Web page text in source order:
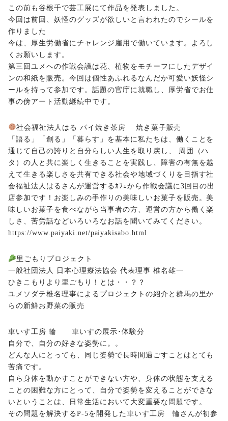
この前も谷根千で芸工展にて作品を発表しました。
今回は前回、妖怪のグッズが欲しいと言われたのでシールを
作りました
今は、厚生労働省にチャレンジ雇用で働いています。よろし
くお願いします。
第三回ユメへの作戦会議は花、植物をモチーフにしたデザイ
ンの和紙を販売。今回は個性あふれるなんだか可愛い妖怪シ
ールを持って参加です。話題の官庁に就職し、厚労省でお仕
事の傍アート活動継続中です。
社会福祉法人はる パイ焼き茶房 焼き菓子販売
「語る」「創る」「暮らす」を基本に私たちは、働くことを
通じて自己の誇りと自分らしい人生を取り戻し、 周囲（ハ
タ）の人と共に楽しく生きることを実践し、障害の有無を越
えて生きる楽しさを共有できる社会や地域づくりを目指す社
会福祉法人はるさんが運営するｶﾌｪから作戦会議に3回目の出
店参加です！お楽しみの手作りの美味しいお菓子を販売。美
味しいお菓子を食べながら当事者の方、運営の方から働く楽
しさ、苦労話などいろいろなお話を聞いてみてください。
https://www.paiyaki.net/paiyakisabo.html
里ごもりプロジェクト
一般社団法人 日本心理療法協会 代表理事 椎名雄一
ひきこもりより里ごもり！とは・・？？
ユメソダテ椎名理事によるプロジェクトの紹介と群馬の里か
らの新鮮お野菜の販売
車いす工房 輪 車いすの展示･体験分
自分で、自分の好きな姿勢に。。
どんな人にとっても、同じ姿勢で長時間過ごすことはとても
苦痛です。
自ら身体を動かすことができない方や、身体の状態を支える
ことの困難な方にとって、自分で姿勢を変えることができな
いということは、日常生活において大変重要な問題です。
その問題を解決するP-5を開発した車いす工房 輪さんが初参